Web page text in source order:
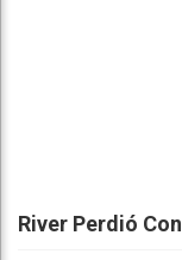
River Perdió